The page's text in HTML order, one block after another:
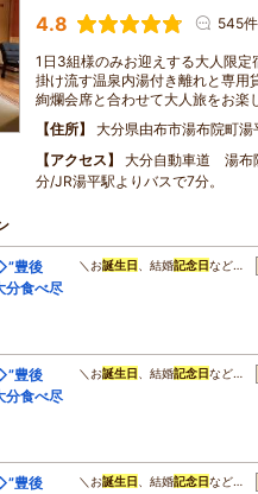
4.8 545件
1日3組様のみお迎えする大人限
掛け流す温泉内湯付き離れと専用
絢爛会席と合わせて大人旅をお楽
住所
大分県由布市湯布院町
アクセス
大分自動車道 湯布
分/JR湯平駅よりバスで7分。
豊後
分食べ尽
＼お誕生日 、結婚記念日など…
豊後
分食べ尽
＼お誕生日 、結婚記念日など…
豊後
＼お誕生日 、結婚記念日など…